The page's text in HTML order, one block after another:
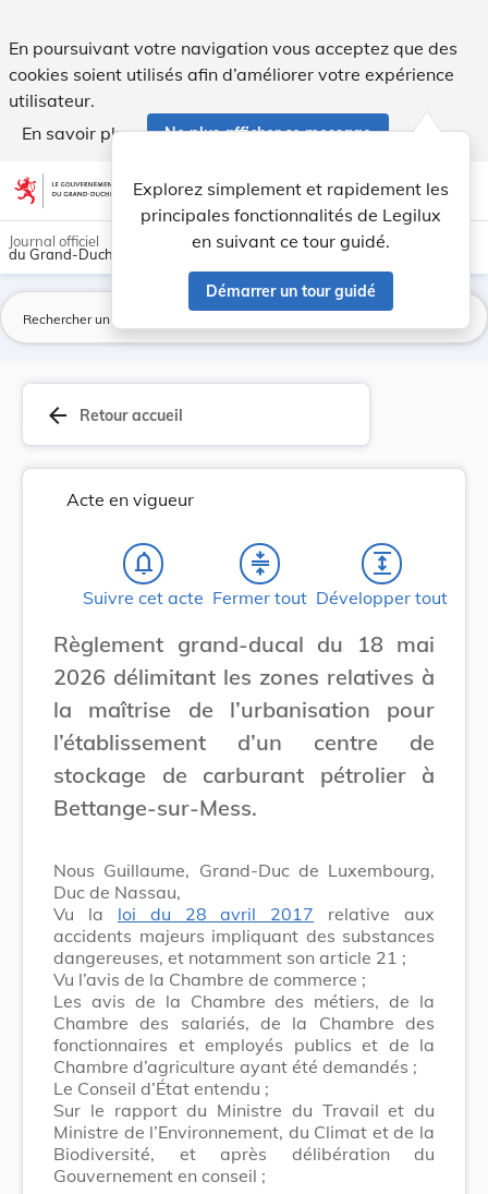
En poursuivant votre navigation vous acceptez que des
cookies soient utilisés afin d’améliorer votre expérience
utilisateur.
En savoir plus
Ne plus afficher ce message
Aller au contenu account_circle help Aide
Explorez simplement et rapidement les
principales fonctionnalités de Legilux
en suivant ce tour guidé.
Démarrer un tour guidé
light_mode dark_mode
Journal officiel
du Grand-Duché de Luxembourg
arrow_back Retour accueil
Acte en vigueur
notifications_none
Suivre cet acte
compress
Fermer tout
expand
Développer tout
Règlement grand-ducal du 18 mai
2026 délimitant les zones relatives à
la maîtrise de l’urbanisation pour
l’établissement d’un centre de
stockage de carburant pétrolier à
Bettange-sur-Mess.
Nous Guillaume, Grand-Duc de Luxembourg,
Duc de Nassau,
Vu la loi du 28 avril 2017 relative aux
accidents majeurs impliquant des substances
dangereuses, et notamment son article 21 ;
Vu l’avis de la Chambre de commerce ;
Les avis de la Chambre des métiers, de la
Chambre des salariés, de la Chambre des
fonctionnaires et employés publics et de la
Chambre d’agriculture ayant été demandés ;
Le Conseil d’État entendu ;
Sur le rapport du Ministre du Travail et du
Ministre de l’Environnement, du Climat et de la
Biodiversité, et après délibération du
Gouvernement en conseil ;